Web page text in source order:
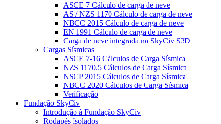
ASCE 7 Cálculo de carga de neve
AS / NZS 1170 Cálculo de carga de neve
NBCC 2015 Cálculo de carga de neve
EN 1991 Cálculo de carga de neve
Carga de neve integrada no SkyCiv S3D
Cargas Sísmicas
ASCE 7-16 Cálculos de Carga Sísmica
NZS 1170.5 Cálculos de Carga Sísmica
NSCP 2015 Cálculos de Carga Sísmica
NBCC 2020 Cálculos de Carga Sísmica
Verificação
Fundação SkyCiv
Introdução à Fundação SkyCiv
Rodapés Isolados